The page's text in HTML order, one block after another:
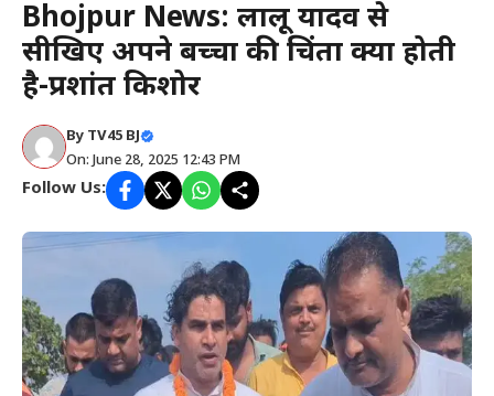
Bhojpur News: लालू यादव से
सीखिए अपने बच्चों की चिंता क्या होती
है-प्रशांत किशोर
By TV45 BJ
On: June 28, 2025 12:43 PM
Follow Us: